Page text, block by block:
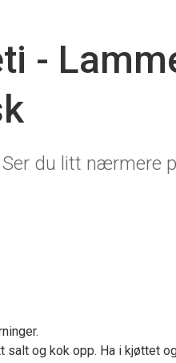
-
du litt nærmere
salt og kok opp. Ha i kjøttet